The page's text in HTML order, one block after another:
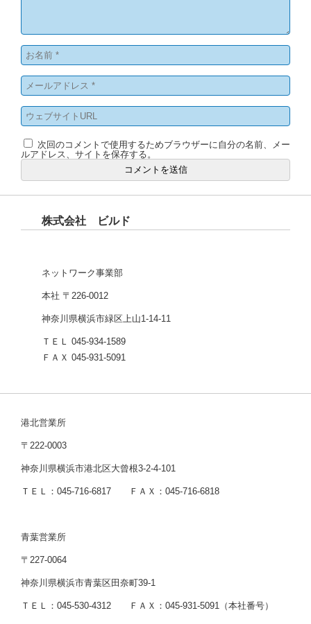
次回のコメントで使用するためブラウザーに自分の名前、メー
ルアドレス、サイトを保存する。
株式会社 ビルド
ネットワーク事業部
本社 〒226-0012
神奈川県横浜市緑区上山1-14-11
ＴＥＬ 045-934-1589
ＦＡＸ 045-931-5091
港北営業所
〒222-0003
神奈川県横浜市港北区大曾根3-2-4-101
ＴＥＬ：045-716-6817 ＦＡＸ：045-716-6818
青葉営業所
〒227-0064
神奈川県横浜市青葉区田奈町39-1
ＴＥＬ：045-530-4312 ＦＡＸ：045-931-5091（本社番号）